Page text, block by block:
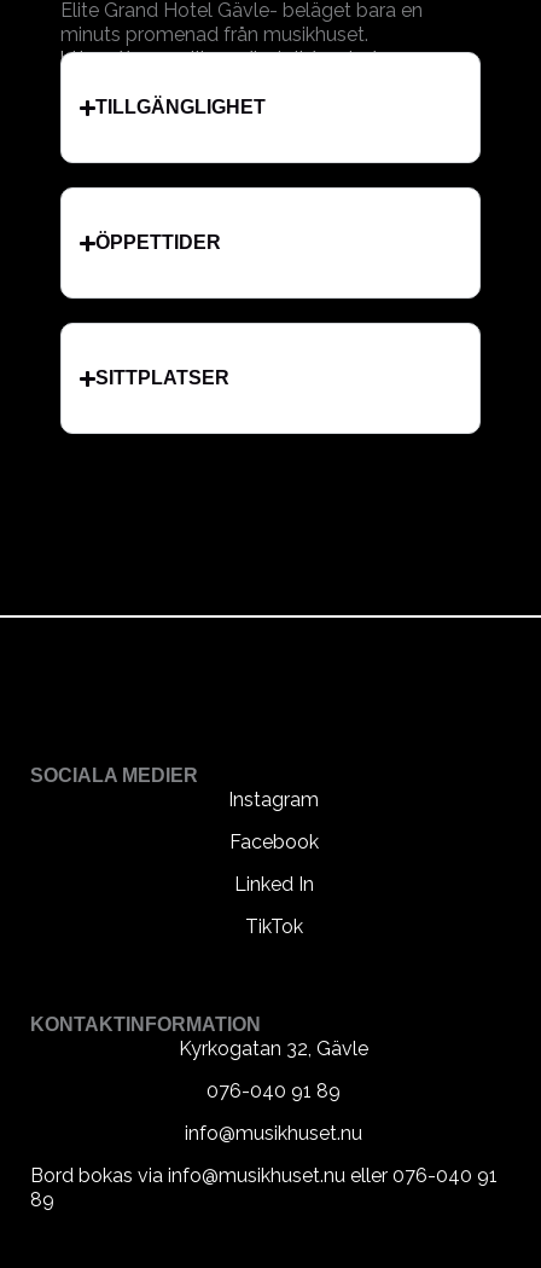
Elite Grand Hotel Gävle- beläget bara en
minuts promenad från musikhuset.
https://www.elite.se/hotell/gavle/
TILLGÄNGLIGHET
ÖPPETTIDER
SITTPLATSER
SOCIALA MEDIER
Instagram
Facebook
Linked In
TikTok
KONTAKTINFORMATION
Kyrkogatan 32, Gävle
076-040 91 89
info@musikhuset.nu
Bord bokas via info@musikhuset.nu eller 076-040 91
89